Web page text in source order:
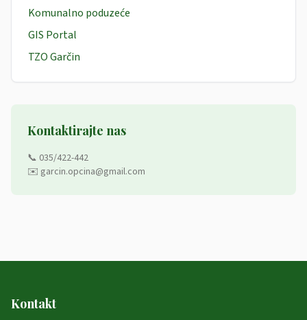
Komunalno poduzeće
GIS Portal
TZO Garčin
Kontaktirajte nas
📞 035/422-442
✉️ garcin.opcina@gmail.com
Kontakt